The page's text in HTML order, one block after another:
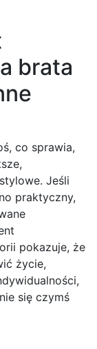
brata
co sprawia,
Jeśli
praktyczny,
pokazuje, że
życie,
się czymś